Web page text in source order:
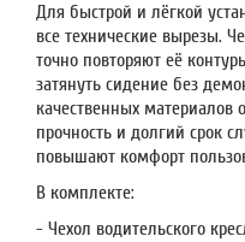
Для быстрой и лёгкой
все технические вырезы.
точно повторяют её
затянуть сидение без
качественных материалов
прочность и долгий срок
повышают комфорт
В комплекте:
- Чехол водительского